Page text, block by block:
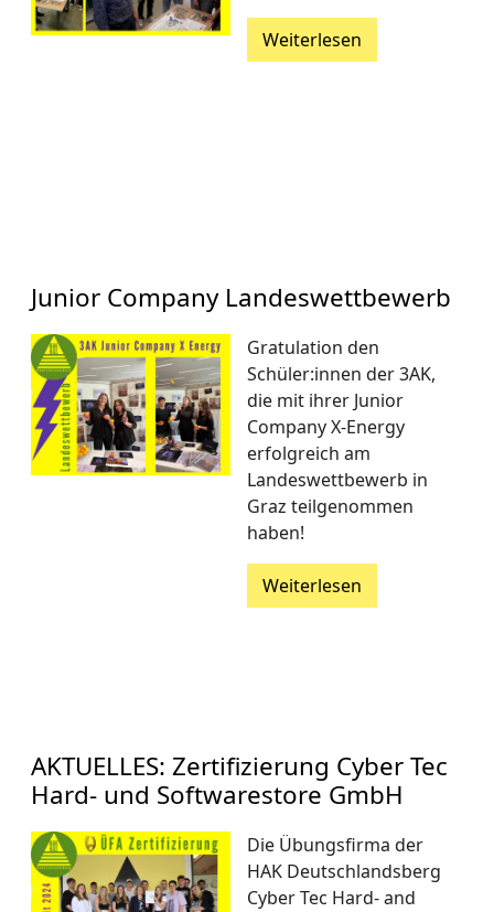
Weiterlesen
Junior Company Landeswettbewerb
Gratulation den
Schüler:innen der 3AK,
die mit ihrer Junior
Company X-Energy
erfolgreich am
Landeswettbewerb in
Graz teilgenommen
haben!
Weiterlesen
AKTUELLES: Zertifizierung Cyber Tec
Hard- und Softwarestore GmbH
Die Übungsfirma der
HAK Deutschlandsberg
Cyber Tec Hard- and